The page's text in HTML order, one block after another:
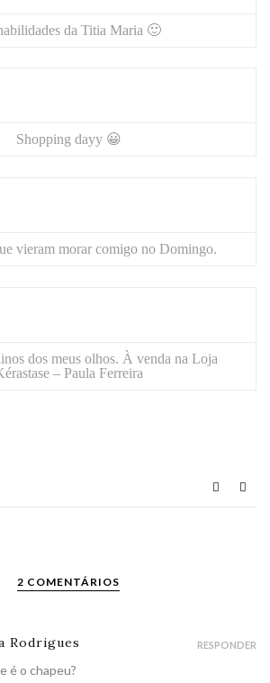
da Titia Maria 🙂
Shopping dayy 😀
vieram morar comigo no Domingo.
dos meus olhos. À venda na Loja
– Paula Ferreira
2 COMENTÁRIOS
Rodrigues
é o chapeu?
RESPONDER